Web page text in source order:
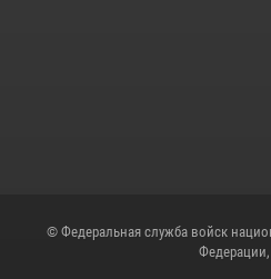
© Федеральная служба войск
Федерации,